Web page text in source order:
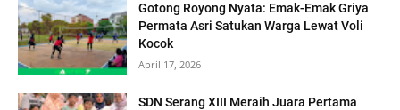
Gotong Royong Nyata: Emak-Emak Griya
Permata Asri Satukan Warga Lewat Voli
Kocok
April 17, 2026
SDN Serang XIII Meraih Juara Pertama